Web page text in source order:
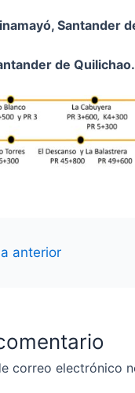
, Santander
de Quilichao.
anterior
correo electrónico